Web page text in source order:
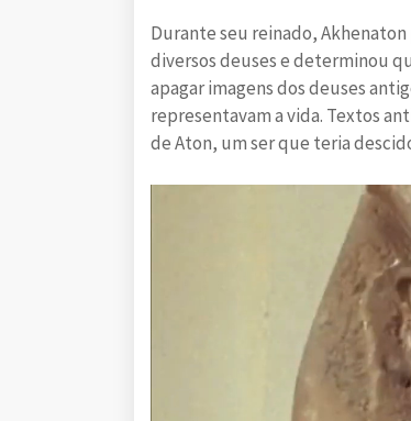
Durante seu reinado,
diversos deuses e determinou
apagar imagens dos deuses
representavam a vida. Textos
de Aton, um ser que teria